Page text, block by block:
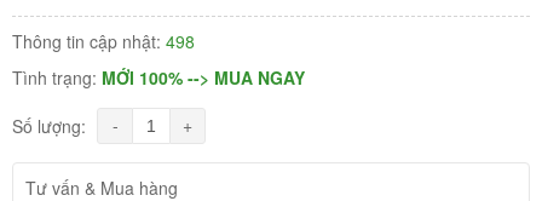
Thông tin cập nhật: 498
Tình trạng: MỚI 100% --> MUA NGAY
Số lượng:
- +
Tư vấn & Mua hàng